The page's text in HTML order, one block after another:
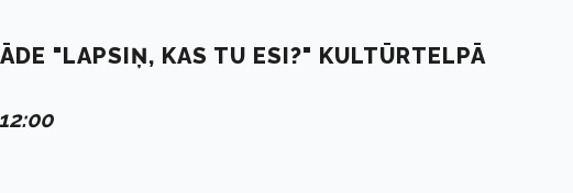
"LAPSIŅ, KAS TU ESI?" KULTŪRTELPĀ